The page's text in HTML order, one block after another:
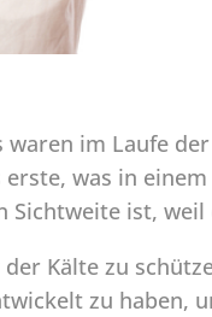
im Laufe
was in
Sichtweite ist,
Kälte zu
zu haben,